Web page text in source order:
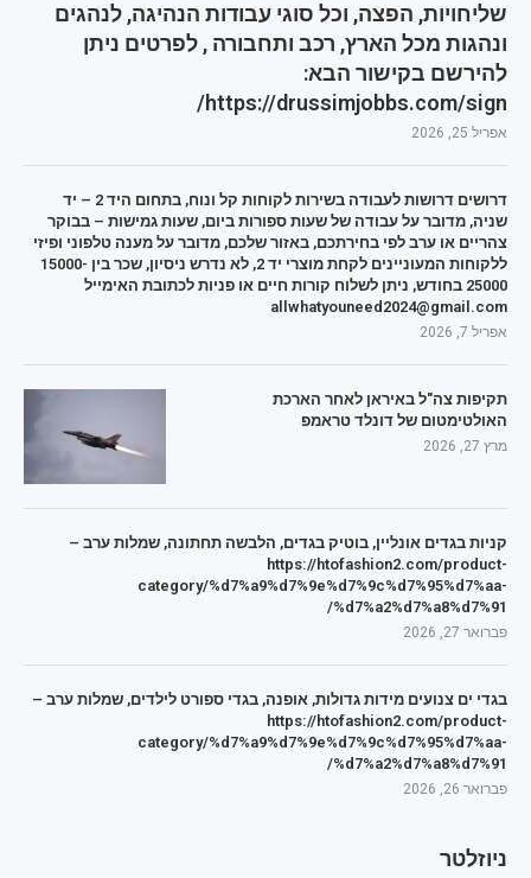
שליחויות, הפצה, וכל סוגי עבודות הנהיגה, לנהגים
ונהגות מכל הארץ, רכב ותחבורה , לפרטים ניתן
להירשם בקישור הבא:
https://drussimjobbs.com/sign/
אפריל 25, 2026
דרושים דרושות לעבודה בשירות לקוחות קל ונוח, בתחום היד 2 – יד
שניה, מדובר על עבודה של שעות ספורות ביום, שעות גמישות – בבוקר
צהריים או ערב לפי בחירתכם, באזור שלכם, מדובר על מענה טלפוני ופיזי
ללקוחות המעוניינים לקחת מוצרי יד 2, לא נדרש ניסיון, שכר בין 15000-
25000 בחודש, ניתן לשלוח קורות חיים או פניות לכתובת האימייל
allwhatyouneed2024@gmail.com
אפריל 7, 2026
תקיפות צה"ל באיראן לאחר הארכת
האולטימטום של דונלד טראמפ
מרץ 27, 2026
קניות בגדים אונליין, בוטיק בגדים, הלבשה תחתונה, שמלות ערב –
https://htofashion2.com/product-
category/%d7%a9%d7%9e%d7%9c%d7%95%d7%aa-
%d7%a2%d7%a8%d7%91/
פברואר 27, 2026
בגדי ים צנועים מידות גדולות, אופנה, בגדי ספורט לילדים, שמלות ערב –
https://htofashion2.com/product-
category/%d7%a9%d7%9e%d7%9c%d7%95%d7%aa-
%d7%a2%d7%a8%d7%91/
פברואר 26, 2026
ניוזלטר